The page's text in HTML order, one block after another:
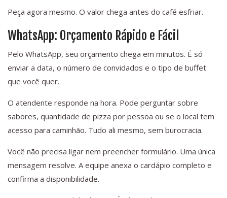
Peça agora mesmo. O valor chega antes do café esfriar.
WhatsApp: Orçamento Rápido e Fácil
Pelo WhatsApp, seu orçamento chega em minutos. É só
enviar a data, o número de convidados e o tipo de buffet
que você quer.
O atendente responde na hora. Pode perguntar sobre
sabores, quantidade de pizza por pessoa ou se o local tem
acesso para caminhão. Tudo ali mesmo, sem burocracia.
Você não precisa ligar nem preencher formulário. Uma única
mensagem resolve. A equipe anexa o cardápio completo e
confirma a disponibilidade.